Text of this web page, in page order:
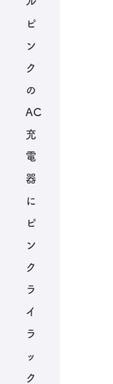
ピ
ン
ク
の
AC
充
電
器
に
ピ
ン
ク
ラ
イ
ラ
ッ
ク